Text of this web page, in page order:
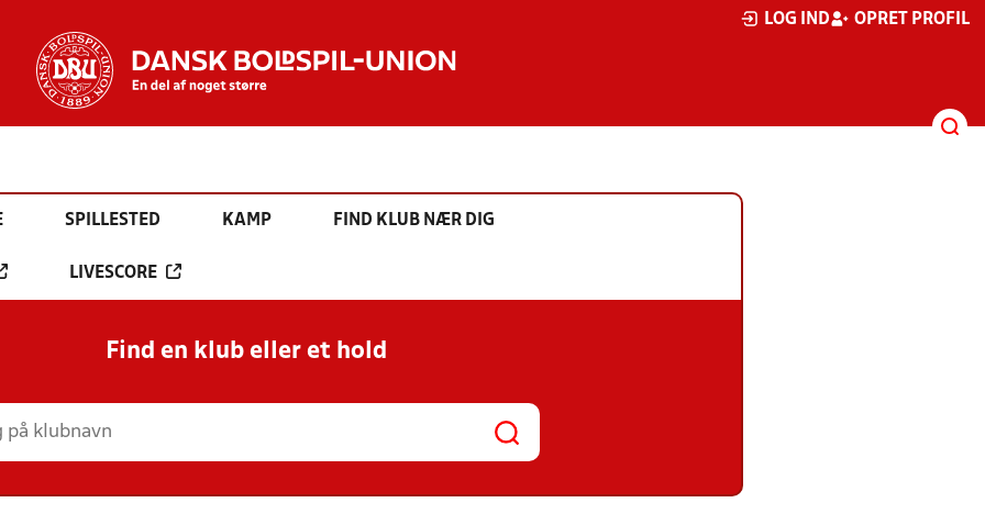
LOG IND OPRET PROFIL
SPILLESTED KAMP FIND KLUB NÆR DIG
LIVESCORE
Find en klub eller et hold